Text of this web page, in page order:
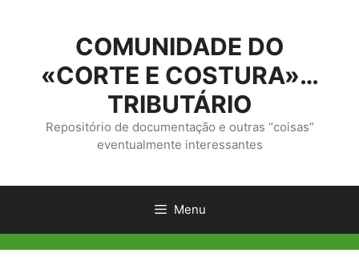
conteúdo
COMUNIDADE DO
«CORTE E COSTURA»…
TRIBUTÁRIO
Repositório de documentação e outras “coisas”
eventualmente interessantes
Menu